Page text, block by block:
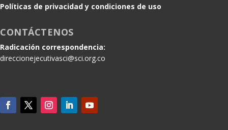
Políticas de privacidad y condiciones de uso
CONTÁCTENOS
Radicación correspondencia:
direccionejecutivasci@sci.org.co